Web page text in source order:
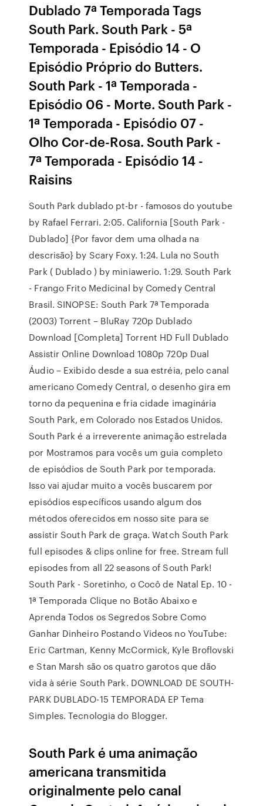
Dublado 7ª Temporada Tags
South Park. South Park - 5ª
Temporada - Episódio 14 - O
Episódio Próprio do Butters.
South Park - 1ª Temporada -
Episódio 06 - Morte. South Park -
1ª Temporada - Episódio 07 -
Olho Cor-de-Rosa. South Park -
7ª Temporada - Episódio 14 -
Raisins
South Park dublado pt-br - famosos do youtube
by Rafael Ferrari. 2:05. California [South Park -
Dublado] {Por favor dem uma olhada na
descrisão} by Scary Foxy. 1:24. Lula no South
Park ( Dublado ) by miniawerio. 1:29. South Park
- Frango Frito Medicinal by Comedy Central
Brasil. SINOPSE: South Park 7ª Temporada
(2003) Torrent – BluRay 720p Dublado
Download [Completa] Torrent HD Full Dublado
Assistir Online Download 1080p 720p Dual
Áudio – Exibido desde a sua estréia, pelo canal
americano Comedy Central, o desenho gira em
torno da pequenina e fria cidade imaginária
South Park, em Colorado nos Estados Unidos.
South Park é a irreverente animação estrelada
por Mostramos para vocês um guia completo
de episódios de South Park por temporada.
Isso vai ajudar muito a vocês buscarem por
episódios específicos usando algum dos
métodos oferecidos em nosso site para se
assistir South Park de graça. Watch South Park
full episodes & clips online for free. Stream full
episodes from all 22 seasons of South Park!
South Park - Soretinho, o Cocô de Natal Ep. 10 -
1ª Temporada Clique no Botão Abaixo e
Aprenda Todos os Segredos Sobre Como
Ganhar Dinheiro Postando Videos no YouTube:
Eric Cartman, Kenny McCormick, Kyle Broflovski
e Stan Marsh são os quatro garotos que dão
vida à série South Park. DOWNLOAD DE SOUTH-
PARK DUBLADO-15 TEMPORADA EP Tema
Simples. Tecnologia do Blogger.
South Park é uma animação
americana transmitida
originalmente pelo canal